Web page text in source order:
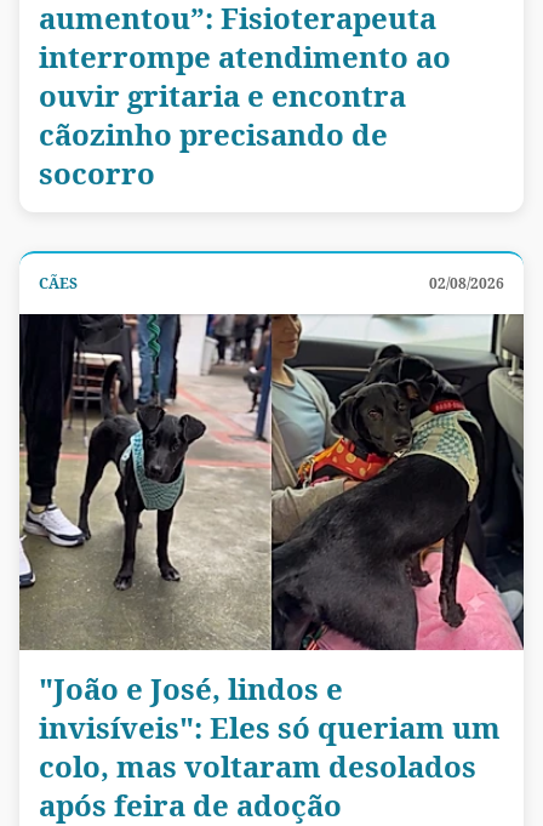
aumentou”: Fisioterapeuta
interrompe atendimento ao
ouvir gritaria e encontra
cãozinho precisando de
socorro
CÃES 02/08/2026
"João e José, lindos e
invisíveis": Eles só queriam um
colo, mas voltaram desolados
após feira de adoção